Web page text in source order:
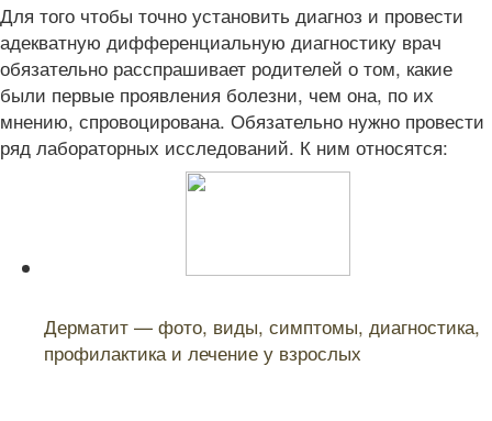
Для того чтобы точно установить диагноз и провести
адекватную дифференциальную диагностику врач
обязательно расспрашивает родителей о том, какие
были первые проявления болезни, чем она, по их
мнению, спровоцирована. Обязательно нужно провести
ряд лабораторных исследований. К ним относятся:
Дерматит — фото, виды, симптомы, диагностика,
профилактика и лечение у взрослых